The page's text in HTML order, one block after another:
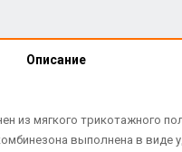
Описание
из мягкого трикотажного
выполнена в